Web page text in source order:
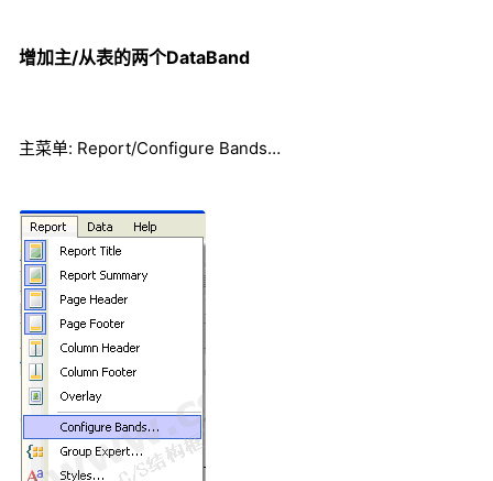
增加主/从表的两个DataBand
主菜单: Report/Configure Bands…